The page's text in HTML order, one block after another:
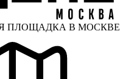
ПЛОЩАДКА В МОСКВЕ